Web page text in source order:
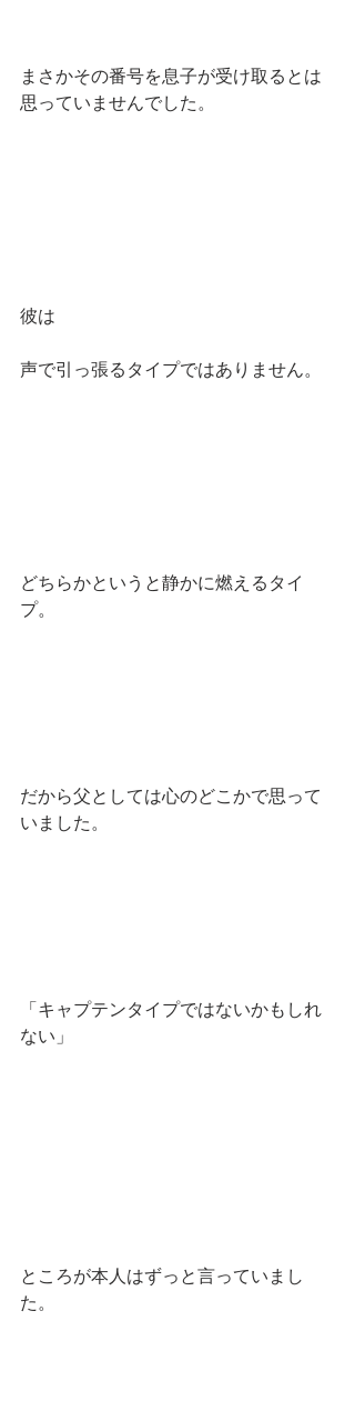
まさかその番号を息子が受け取るとは
思っていませんでした。
彼は
声で引っ張るタイプではありません。
どちらかというと静かに燃えるタイ
プ。
だから父としては心のどこかで思って
いました。
「キャプテンタイプではないかもしれ
ない」
ところが本人はずっと言っていまし
た。